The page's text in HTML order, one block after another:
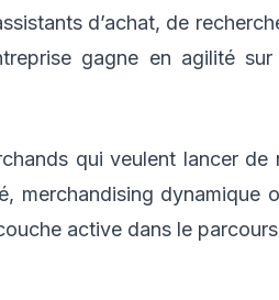
d’achat, de
gagne en agilité
qui veulent lancer de
merchandising dynamique
active dans le